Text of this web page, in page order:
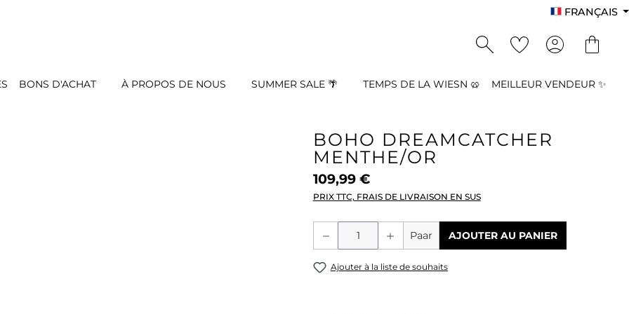
FRANÇAIS
BONS D'ACHAT À PROPOS DE NOUS SUMMER SALE 🌴 TEMPS DE LA WIESN 🥨 MEILLEUR VENDEUR ✨
BOHO DREAMCATCHER
MENTHE/OR
109,99 €
PRIX TTC, FRAIS DE LIVRAISON EN SUS
Quantité de produit : Entrez la
Paar AJOUTER AU PANIER
Ajouter à la liste de souhaits